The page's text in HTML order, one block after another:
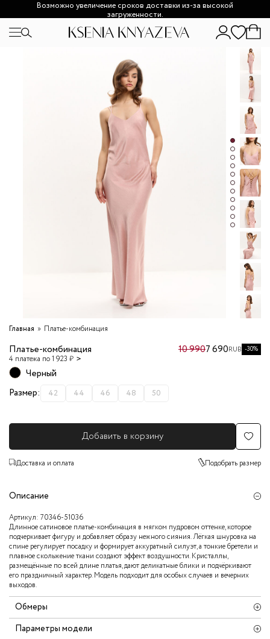
Возможно увеличение сроков доставки из-за высокой
загруженности.
Главная Платье-комбинация
Платье-комбинация
4 платежа по 1 923 ₽
10 9907 690RUB -30%
Черный
Размер:
42 44 46 48 50
Добавить в корзину
Доставка и оплата Подобрать размер
Описание
Артикул: 70346-51036
Длинное сатиновое платье-комбинация в мягком пудровом оттенке, которое
подчеркивает фигуру и добавляет образу нежного сияния. Лёгкая шнуровка на
спине регулирует посадку и формирует аккуратный силуэт, а тонкие бретели и
плавное скольжение ткани создают эффект воздушности. Кристаллы,
размещённые по всей длине платья, дают деликатные блики и подчёркивают
его праздничный характер. Модель подходит для особых случаев и вечерних
выходов.
Обмеры
Параметры модели